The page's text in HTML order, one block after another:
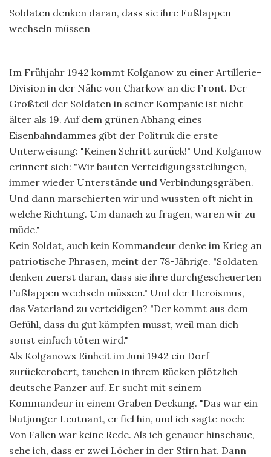
Soldaten denken daran, dass sie ihre Fußlappen
wechseln müssen
Im Frühjahr 1942 kommt Kolganow zu einer Artillerie-
Division in der Nähe von Charkow an die Front. Der
Großteil der Soldaten in seiner Kompanie ist nicht
älter als 19. Auf dem grünen Abhang eines
Eisenbahndammes gibt der Politruk die erste
Unterweisung: "Keinen Schritt zurück!" Und Kolganow
erinnert sich: "Wir bauten Verteidigungsstellungen,
immer wieder Unterstände und Verbindungsgräben.
Und dann marschierten wir und wussten oft nicht in
welche Richtung. Um danach zu fragen, waren wir zu
müde."
Kein Soldat, auch kein Kommandeur denke im Krieg an
patriotische Phrasen, meint der 78-Jährige. "Soldaten
denken zuerst daran, dass sie ihre durchgescheuerten
Fußlappen wechseln müssen." Und der Heroismus,
das Vaterland zu verteidigen? "Der kommt aus dem
Gefühl, dass du gut kämpfen musst, weil man dich
sonst einfach töten wird."
Als Kolganows Einheit im Juni 1942 ein Dorf
zurückerobert, tauchen in ihrem Rücken plötzlich
deutsche Panzer auf. Er sucht mit seinem
Kommandeur in einem Graben Deckung. "Das war ein
blutjunger Leutnant, er fiel hin, und ich sagte noch:
Von Fallen war keine Rede. Als ich genauer hinschaue,
sehe ich, dass er zwei Löcher in der Stirn hat. Dann